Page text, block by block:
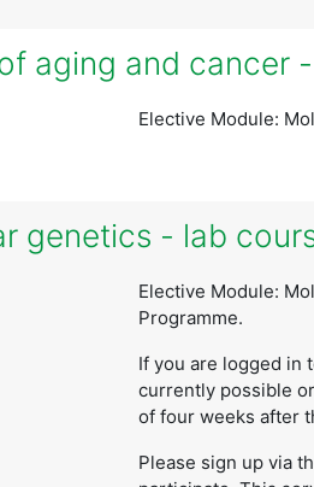
aging and cancer
Elective Module:
genetics - lab
Elective Module:
Programme.
If you are logged in
currently possible
of four weeks after
Please sign up via